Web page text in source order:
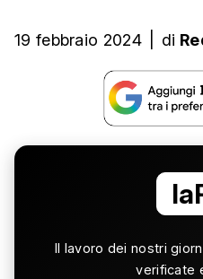
19 febbraio 2024 di
Il lavoro dei nostri
verificate